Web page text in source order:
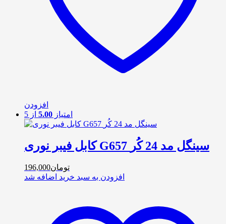
افزودن
امتیاز 5.00 از 5
کابل فیبر نوری G657 سینگل مد 24 کُر
تومان196,000
افزودن به سبد خرید اضافه شد